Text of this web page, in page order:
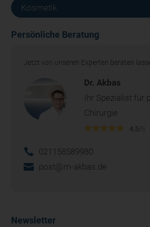
Kosmetik
Persönliche Beratung
Jetzt von unseren Experten beraten
Dr. Akbas
Ihr Spezialist für
Chirurgie
021158589980
post@m-akbas.de
Newsletter